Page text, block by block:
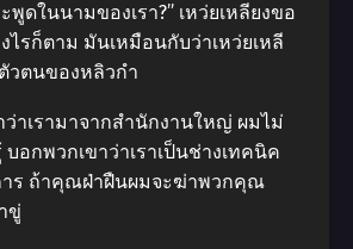
พูดในนามของเรา?” เหว่ยเหลียงขอ
ไรก็ตาม มันเหมือนกับว่าเหว่ยเหลี
วตนของหลิวกํา
ว่าเรามาจากสํานักงานใหญ่ ผมไม่
บอกพวกเขาว่าเราเป็นช่างเทคนิค
ร ถ้าคุณฝ่าฝืนผมจะฆ่าพวกคุณ
ขู่